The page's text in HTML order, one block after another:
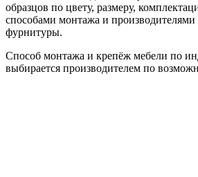
образцов по цвету, размеру,
способами монтажа и
фурнитуры.
Способ монтажа и крепёж мебели по
выбирается производителем по